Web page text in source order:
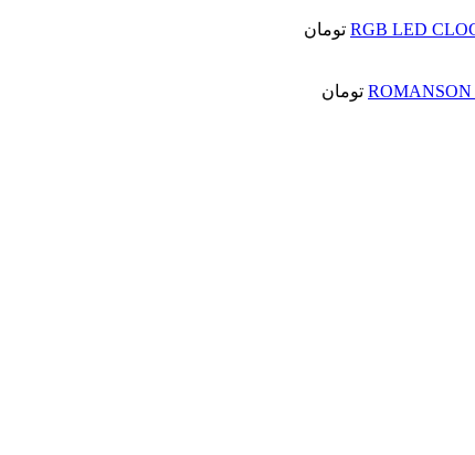
تومان
تومان